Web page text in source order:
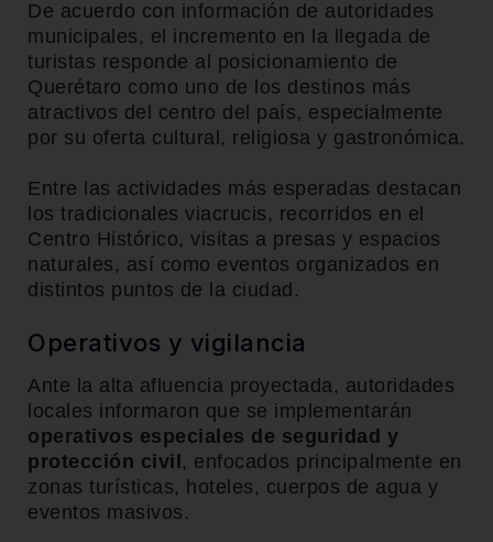
De acuerdo con información de autoridades
municipales, el incremento en la llegada de
turistas responde al posicionamiento de
Querétaro como uno de los destinos más
atractivos del centro del país, especialmente
por su oferta cultural, religiosa y gastronómica.
Entre las actividades más esperadas destacan
los tradicionales viacrucis, recorridos en el
Centro Histórico, visitas a presas y espacios
naturales, así como eventos organizados en
distintos puntos de la ciudad.
Operativos y vigilancia
Ante la alta afluencia proyectada, autoridades
locales informaron que se implementarán
operativos especiales de seguridad y
protección civil , enfocados principalmente en
zonas turísticas, hoteles, cuerpos de agua y
eventos masivos.